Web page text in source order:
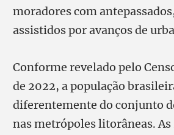
moradores com
assistidos por avanços de
Conforme revelado pelo
de 2022, a população
diferentemente do conjunto
nas metrópoles litorâneas.